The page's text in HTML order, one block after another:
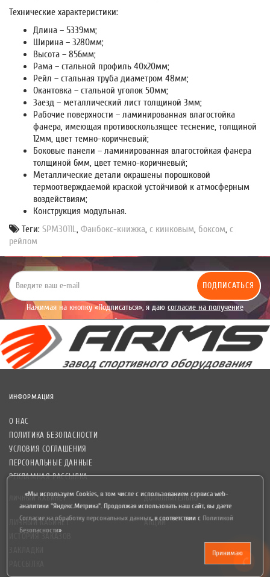
Технические характеристики:
Длина – 5339мм;
Ширина – 3280мм;
Высота – 856мм;
Рама – стальной профиль 40х20мм;
Рейл – стальная труба диаметром 48мм;
Окантовка – стальной уголок 50мм;
Заезд – металлический лист толщиной 3мм;
Рабочие поверхности – ламинированная влагостойка
фанера, имеющая противоскользящее теснение, толщиной
12мм, цвет темно-коричневый;
Боковые панели – ламинированная влагостойкая фанера
толщиной 6мм, цвет темно-коричневый;
Металлические детали окрашены порошковой
термоотверждаемой краской устойчивой к атмосферным
воздействиям;
Конструкция модульная.
Теги: SPM3011L, Фанбокс-книжка, с кинковым, боксом, с
рейлом
ПОДПИСАТЬСЯ
Нажимая на кнопку «Подписаться», я даю согласие на получение
уведомлений рекламного характера.
ИНФОРМАЦИЯ
О НАС
ПОЛИТИКА БЕЗОПАСНОСТИ
УСЛОВИЯ СОГЛАШЕНИЯ
ПЕРСОНАЛЬНЫЕ ДАННЫЕ
РЕКЛАМНАЯ РАССЫЛКА
ЛИЧНЫЙ КАБИНЕТ
ЛИЧНЫЙ КАБИНЕТ
ДОПОЛНИТЕЛЬНО
АКЦИИ
«Мы используем Cookies, в том числе с использованием сервиса web-
аналитики "Яндекс.Метрика". Продолжая использовать наш сайт, вы даете
Согласие на обработку персональных данных,в соответствии с Политикой
Безопасности»
Принимаю